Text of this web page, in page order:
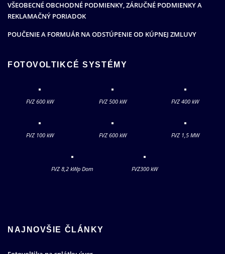
VŠEOBECNÉ OBCHODNÉ PODMIENKY, ZÁRUČNÉ PODMIENKY A
REKLAMAČNÝ PORIADOK
POUČENIE A FORMUÁR NA ODSTÚPENIE OD KÚPNEJ ZMLUVY
FOTOVOLTIKCÉ SYSTÉMY
FVZ 600 kW FVZ 500 kW FVZ 400 kW
FVZ 100 kW FVZ 600 kW FVZ 1,5 MW
FVZ 8,2 kWp Dom FVZ300 kW
NAJNOVŠIE ČLÁNKY